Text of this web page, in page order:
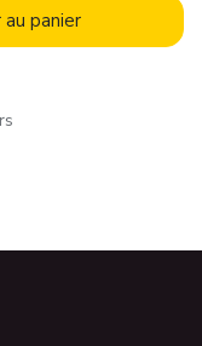
panier